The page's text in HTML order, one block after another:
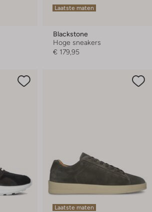
Laatste maten
Blackstone
Hoge sneakers
€ 179,95
Laatste maten